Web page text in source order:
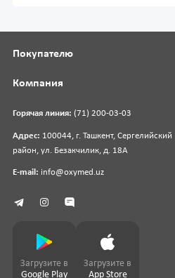
Горячая линия: (71) 200-03-03
Адрес: 100044, г. Ташкент, Сергелийский
район, ул. Безакчилик, д. 18А
E-mail: info@oxymed.uz
Покупателю
Компания
Загрузите в
Google Play
Загрузите в
App Store